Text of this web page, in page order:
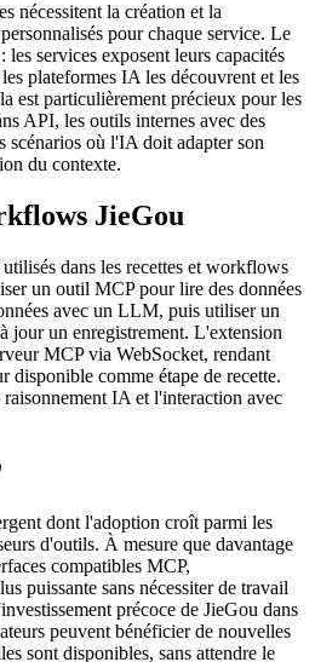
nécessitent la création et la
pour chaque service. Le
services exposent leurs capacités
plateformes IA les découvrent et les
est particulièrement précieux pour les
API, les outils internes avec des
scénarios où l'IA doit adapter son
du contexte.
JieGou
dans les recettes et workflows
un outil MCP pour lire des données
avec un LLM, puis utiliser un
jour un enregistrement. L'extension
MCP via WebSocket, rendant
disponible comme étape de recette.
IA et l'interaction avec
dont l'adoption croît parmi les
d'outils. À mesure que davantage
compatibles MCP,
puissante sans nécessiter de travail
précoce de JieGou dans
peuvent bénéficier de nouvelles
sont disponibles, sans attendre le